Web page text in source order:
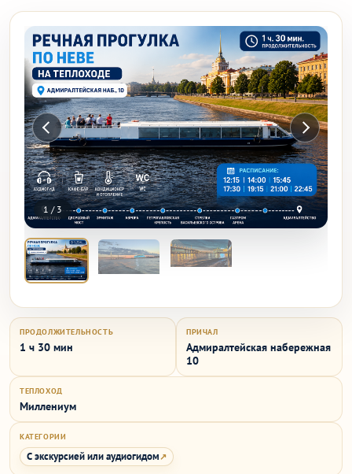
1 / 3
ПРОДОЛЖИТЕЛЬНОСТЬ
1 ч 30 мин
ПРИЧАЛ
Адмиралтейская набережная
10
ТЕПЛОХОД
Миллениум
КАТЕГОРИИ
С экскурсией или аудиогидом